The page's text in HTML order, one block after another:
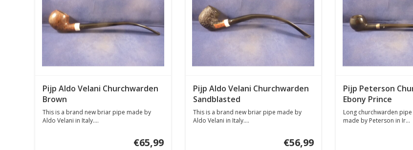
Pijp Aldo Velani Churchwarden
Brown
This is a brand new briar pipe made by
Aldo Velani in Italy....
€65,99
Pijp Aldo Velani Churchwarden
Sandblasted
This is a brand new briar pipe made by
Aldo Velani in Italy....
€56,99
Pijp Peterson
Ebony Prince
Long churchwarden
made by Peterson in Ir...